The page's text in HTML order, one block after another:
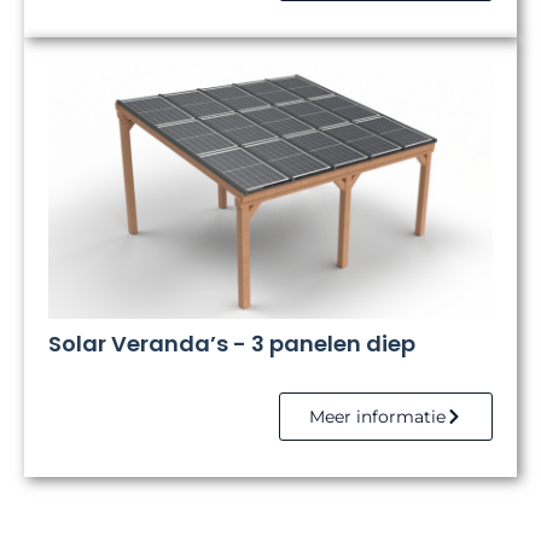
Solar Veranda’s - 3 panelen diep
Meer informatie